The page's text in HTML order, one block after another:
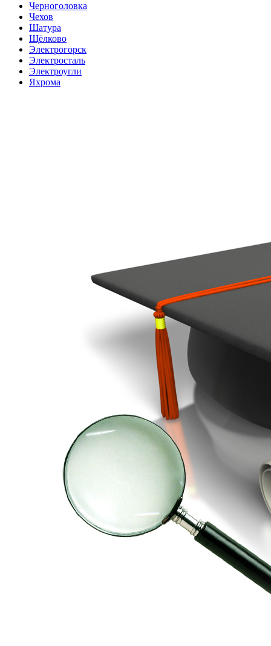
Черноголовка
Чехов
Шатура
Щёлково
Электрогорск
Электросталь
Электроугли
Яхрома